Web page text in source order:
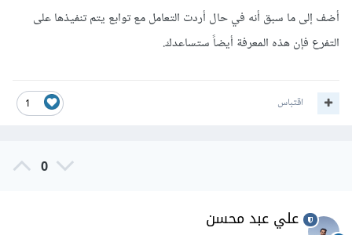
أضف إلى ما سبق أنه في حال أردت التعامل مع توابع يتم تنفيذها على
التفرع فإن هذه المعرفة أيضاً ستساعدك.
1 اقتباس
0
علي عبد محسن